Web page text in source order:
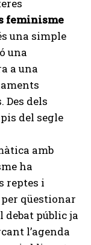
feminisme
una simple
una
a una
Des dels
del segle
amb
ha
reptes i
qüestionar
debat públic ja
l’agenda